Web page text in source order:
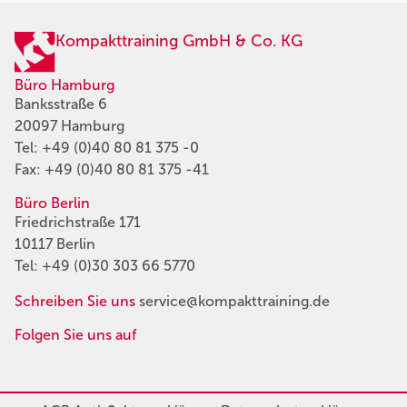
Kompakttraining GmbH & Co. KG
Büro Hamburg
Banksstraße 6
20097 Hamburg
Tel: +49 (0)40 80 81 375 -0
Fax: +49 (0)40 80 81 375 -41
Büro Berlin
Friedrichstraße 171
10117 Berlin
Tel: +49 (0)30 303 66 5770
Schreiben Sie uns service@kompakttraining.de
Folgen Sie uns auf